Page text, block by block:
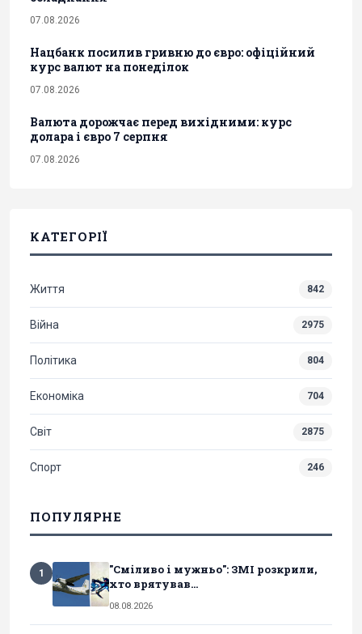
07.08.2026
Нацбанк посилив гривню до євро: офіційний
курс валют на понеділок
07.08.2026
Валюта дорожчає перед вихідними: курс
долара і євро 7 серпня
07.08.2026
КАТЕГОРІЇ
Життя 842
Війна 2975
Політика 804
Економіка 704
Світ 2875
Спорт 246
ПОПУЛЯРНЕ
1
"Сміливо і мужньо": ЗМІ розкрили,
хто врятував...
08.08.2026